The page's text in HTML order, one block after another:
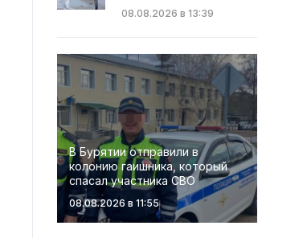
08.08.2026 в 13:39
В Бурятии отправили в
колонию гаишника, который
спасал участника СВО
08.08.2026 в 11:55